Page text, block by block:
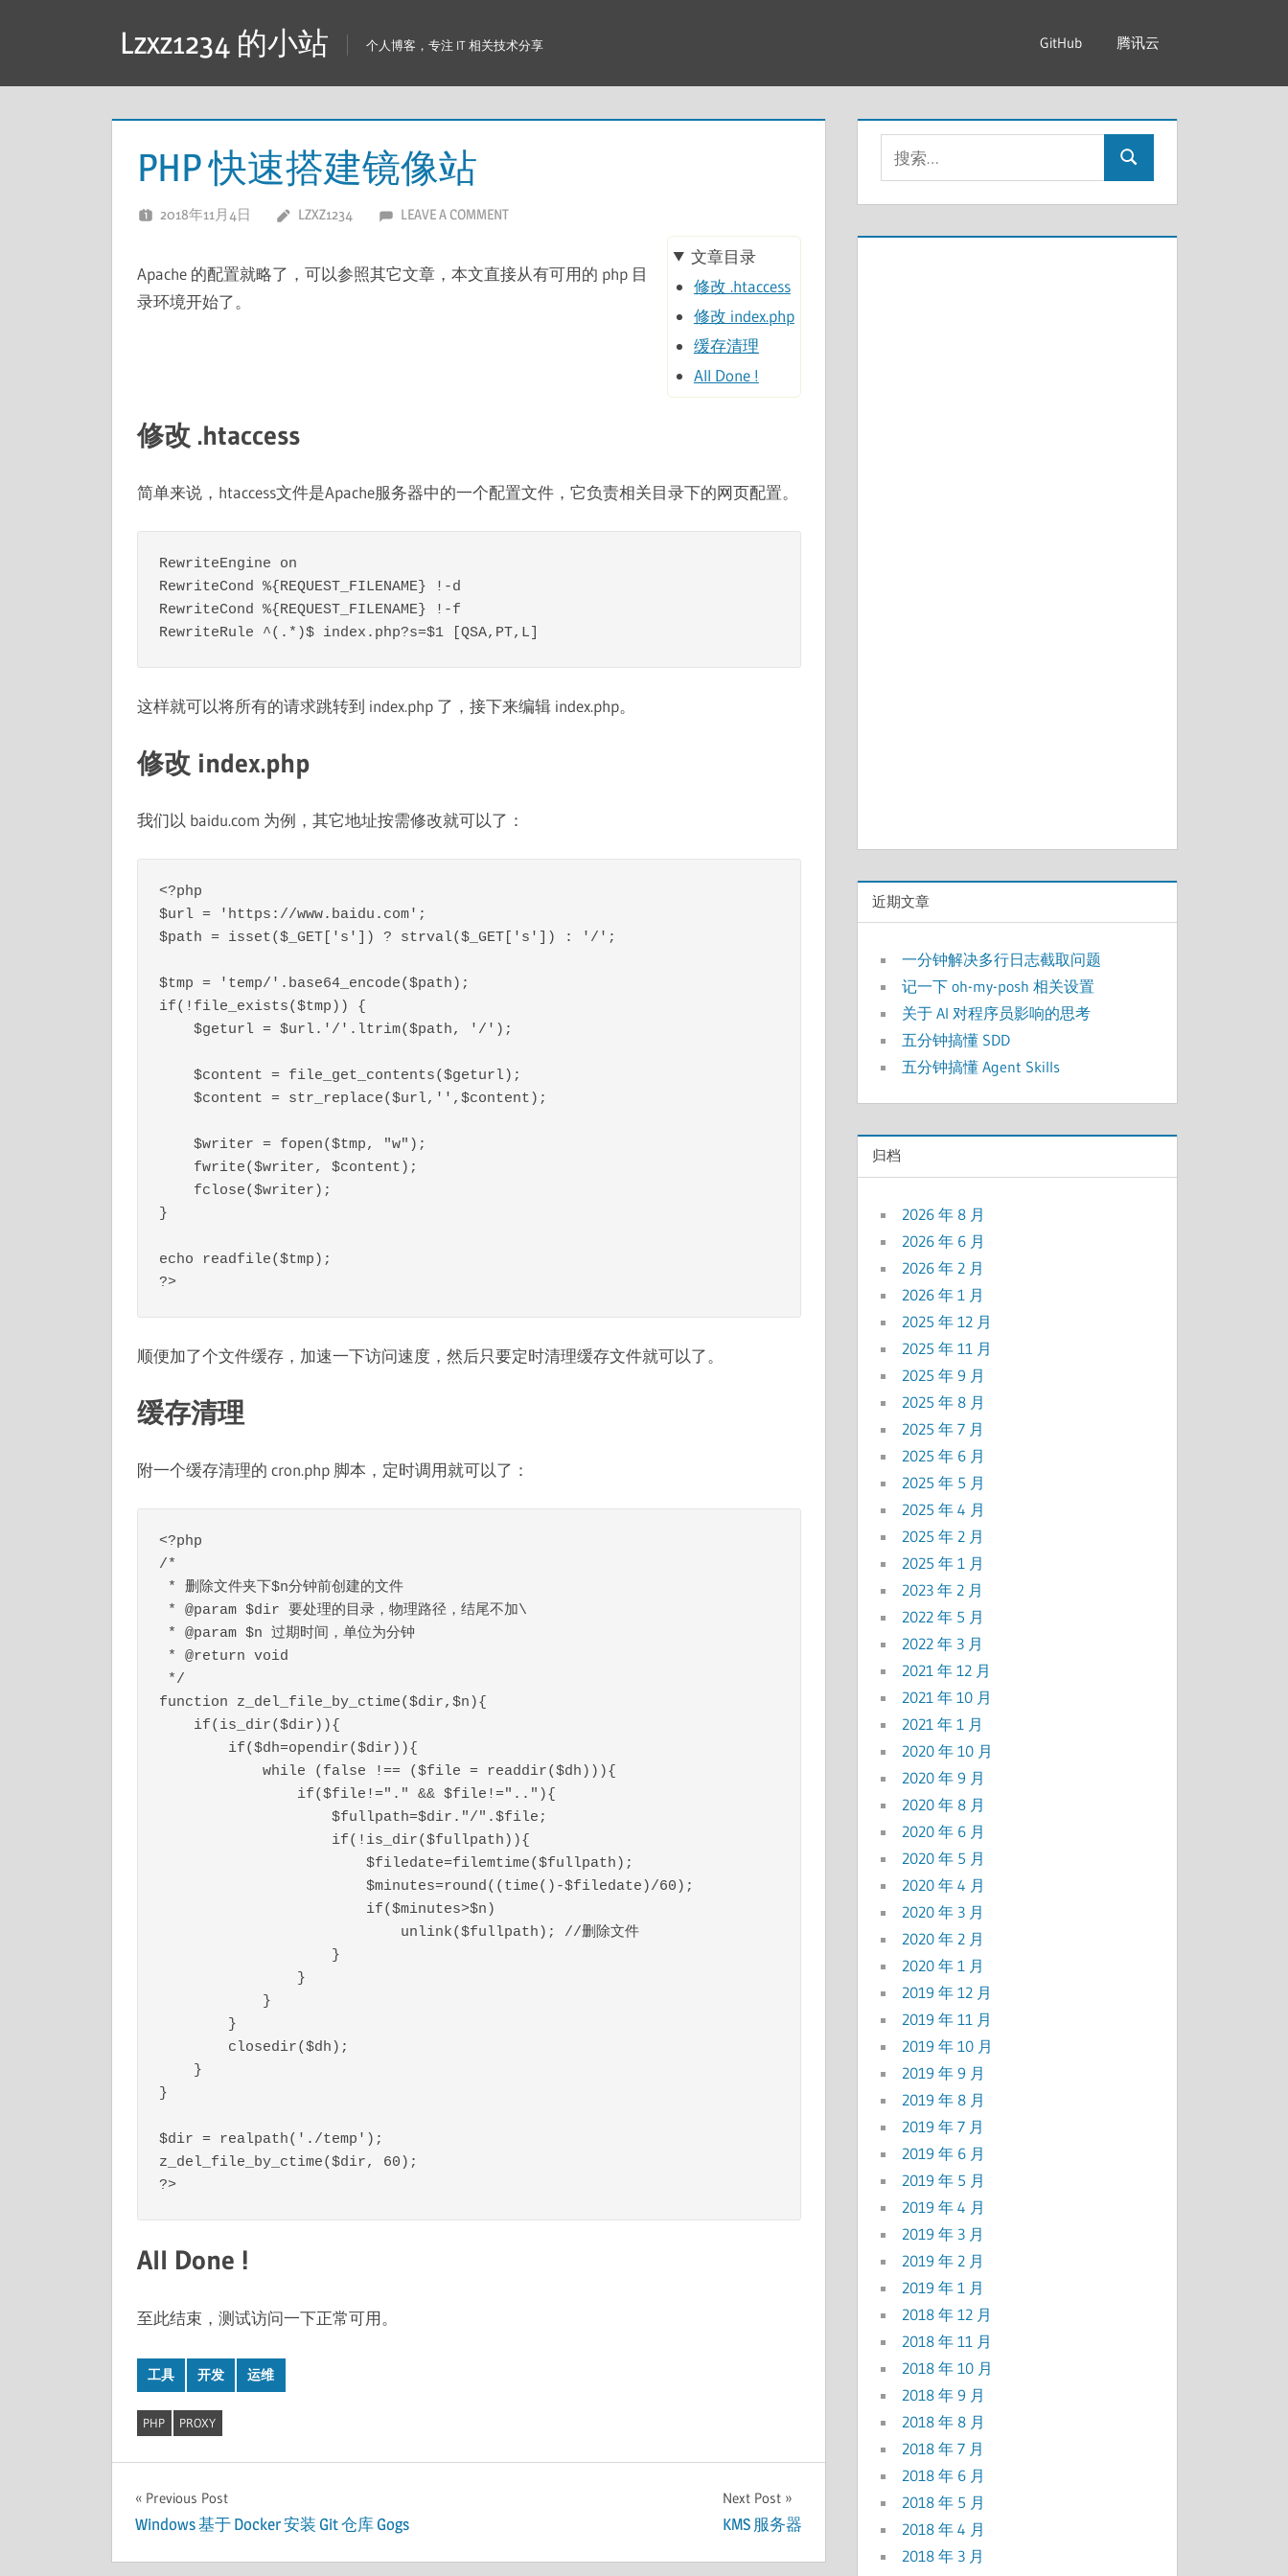
Lzxz1234 的小站 个人博客，专注 IT 相关技术分享 GitHub 腾讯云
PHP 快速搭建镜像站
2018年11月4日 LZXZ1234 LEAVE A COMMENT
文章目录
修改 .htaccess
修改 index.php
缓存清理
All Done !
Apache 的配置就略了，可以参照其它文章，本文直接从有可用的 php 目
录环境开始了。
修改 .htaccess
简单来说，htaccess文件是Apache服务器中的一个配置文件，它负责相关目录下的网页配置。
RewriteEngine on
RewriteCond %{REQUEST_FILENAME} !-d
RewriteCond %{REQUEST_FILENAME} !-f
这样就可以将所有的请求跳转到 index.php 了，接下来编辑 index.php。
修改 index.php
我们以 baidu.com 为例，其它地址按需修改就可以了：
<?php
$url = 'https://www.baidu.com';
$path = isset($_GET['s']) ? strval($_GET['s']) : '/';
$tmp = 'temp/'.base64_encode($path);
if(!file_exists($tmp)) {
}
echo readfile($tmp);
顺便加了个文件缓存，加速一下访问速度，然后只要定时清理缓存文件就可以了。
缓存清理
附一个缓存清理的 cron.php 脚本，定时调用就可以了：
<?php
/*
function z_del_file_by_ctime($dir,$n){
}
$dir = realpath('./temp');
z_del_file_by_ctime($dir, 60);
All Done !
至此结束，测试访问一下正常可用。
工具 开发 运维
PHP PROXY
文
章
Previous Post
Windows 基于 Docker 安装 Git 仓库 Gogs
Next Post
KMS 服务器
搜
近期文章
一分钟解决多行日志截取问题
记一下 oh-my-posh 相关设置
关于 AI 对程序员影响的思考
五分钟搞懂 SDD
五分钟搞懂 Agent Skills
归档
2026 年 8 月
2026 年 6 月
2026 年 2 月
2026 年 1 月
2025 年 12 月
2025 年 11 月
2025 年 9 月
2025 年 8 月
2025 年 7 月
2025 年 6 月
2025 年 5 月
2025 年 4 月
2025 年 2 月
2025 年 1 月
2023 年 2 月
2022 年 5 月
2022 年 3 月
2021 年 12 月
2021 年 10 月
2021 年 1 月
2020 年 10 月
2020 年 9 月
2020 年 8 月
2020 年 6 月
2020 年 5 月
2020 年 4 月
2020 年 3 月
2020 年 2 月
2020 年 1 月
2019 年 12 月
2019 年 11 月
2019 年 10 月
2019 年 9 月
2019 年 8 月
2019 年 7 月
2019 年 6 月
2019 年 5 月
2019 年 4 月
2019 年 3 月
2019 年 2 月
2019 年 1 月
2018 年 12 月
2018 年 11 月
2018 年 10 月
2018 年 9 月
2018 年 8 月
2018 年 7 月
2018 年 6 月
2018 年 5 月
2018 年 4 月
2018 年 3 月